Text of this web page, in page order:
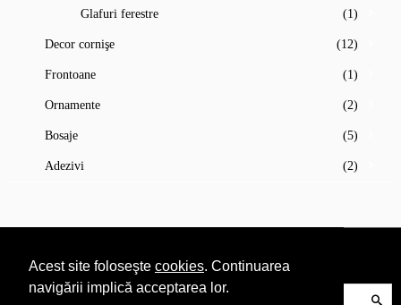
Acest site foloseşte cookies. Continuarea
navigării implică acceptarea lor.
Glafuri ferestre (1)
Decor cornişe (12)
Frontoane (1)
Ornamente (2)
Bosaje (5)
Adezivi (2)